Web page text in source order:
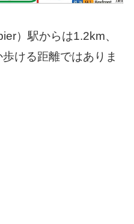
）駅からは1.2km、
ける距離ではありま